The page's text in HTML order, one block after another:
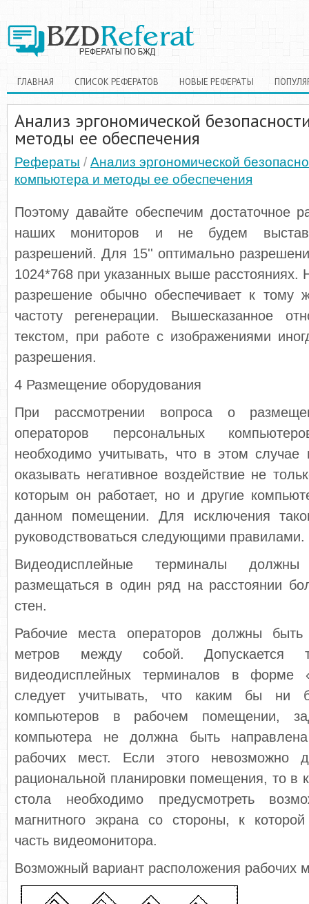
ГЛАВНАЯ СПИСОК РЕФЕРАТОВ НОВЫЕ РЕФЕРАТЫ
Анализ эргономической
методы ее обеспечения
Рефераты / Анализ эргономической
компьютера и методы ее обеспечения
Поэтому давайте обеспечим достаточное
наших мониторов и не будем
разрешений. Для 15'' оптимально
1024*768 при указанных выше
разрешение обычно обеспечивает к тому
частоту регенерации. Вышесказанное
текстом, при работе с изображениями
разрешения.
4 Размещение оборудования
При рассмотрении вопроса о
операторов персональных
необходимо учитывать, что в этом случае
оказывать негативное воздействие не
которым он работает, но и другие
данном помещении. Для исключения
руководствоваться следующими правилами.
Видеодисплейные терминалы
размещаться в один ряд на расстоянии
стен.
Рабочие места операторов должны
метров между собой. Допускается
видеодисплейных терминалов в форме
следует учитывать, что каким бы ни
компьютеров в рабочем помещении,
компьютера не должна быть
рабочих мест. Если этого невозможно
рациональной планировки помещения, то в
стола необходимо предусмотреть
магнитного экрана со стороны, к
часть видеомонитора.
Возможный вариант расположения рабочих